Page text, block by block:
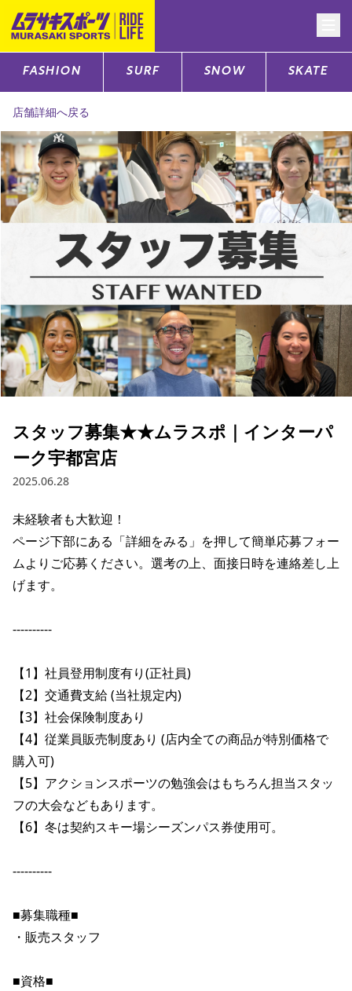
CATEGORY
サーフTOP
スノーTOP
スケートTOP
CONTENTS
ブランド一覧
特集一覧
SUPPORT
ご利用ガイド
会員ランク
アフターサポート
下取り保証について
ムラサキスポーツ 公式アプリ
ポイント・クーポンもこのアプリで！
FASHION SURF SNOW SKATE
店舗詳細へ戻る
スタッフ募集★★ムラスポ｜インターパ
ーク宇都宮店
2025.06.28
未経験者も大歓迎！
ページ下部にある「詳細をみる」を押して簡単応募フォー
ムよりご応募ください。選考の上、面接日時を連絡差し上
げます。
----------
【1】社員登用制度有り(正社員)
【2】交通費支給 (当社規定内)
【3】社会保険制度あり
【4】従業員販売制度あり (店内全ての商品が特別価格で
購入可)
【5】アクションスポーツの勉強会はもちろん担当スタッ
フの大会などもあります。
【6】冬は契約スキー場シーズンパス券使用可。
----------
■募集職種■
・販売スタッフ
■資格■